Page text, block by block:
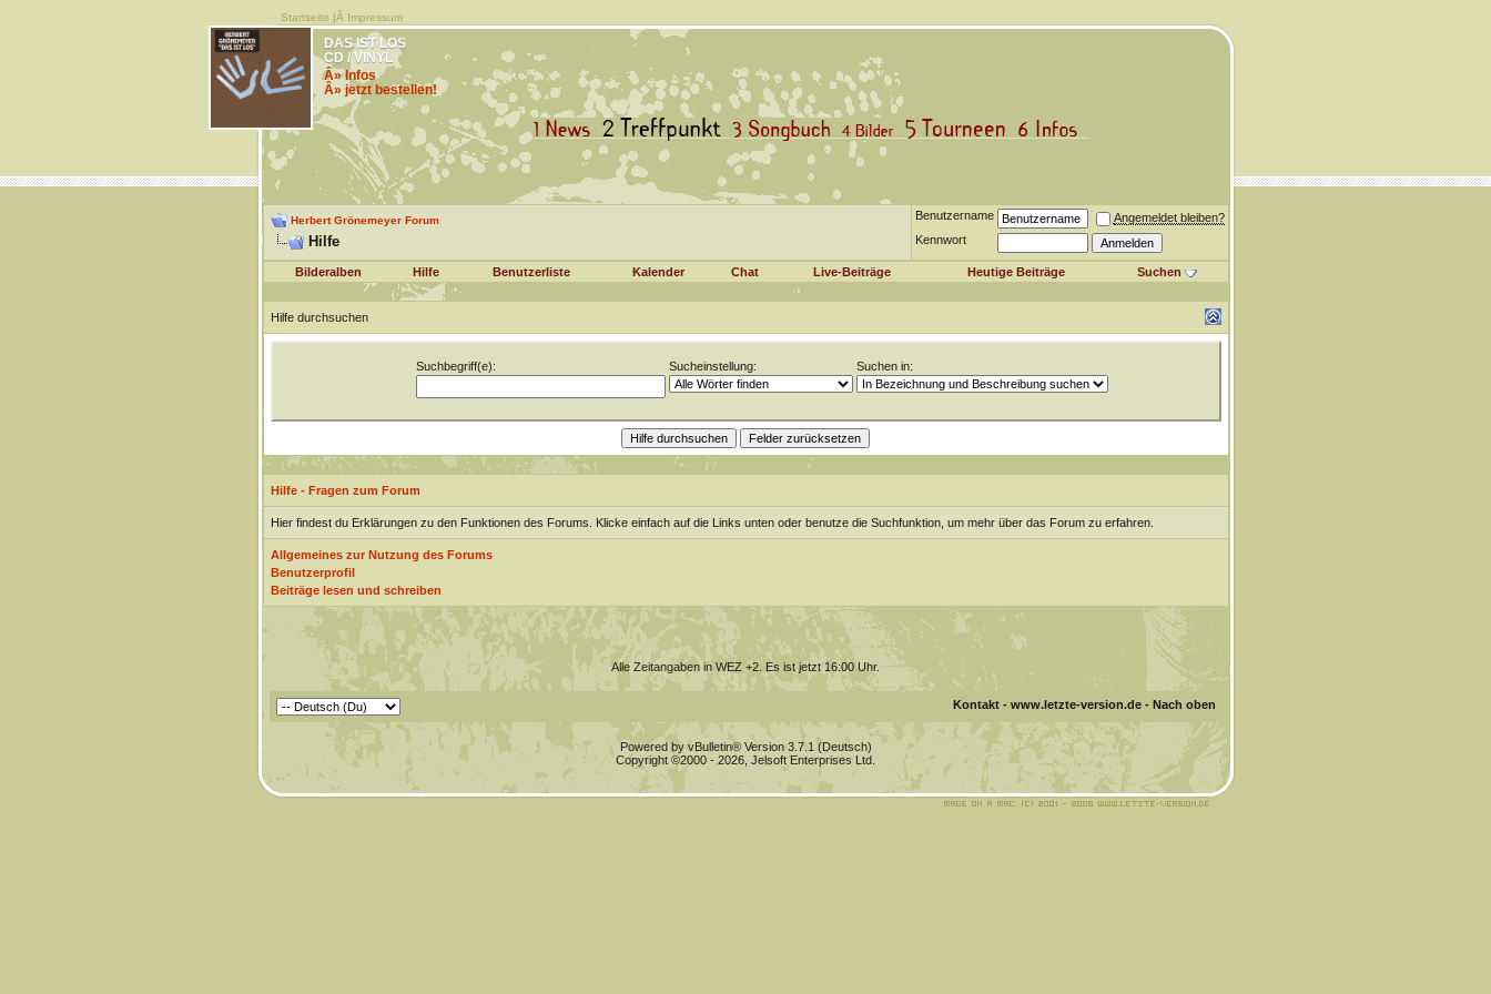
Startseite |Â Impressum
DAS IST LOS
CD / VINYL
Â» Infos
Â» jetzt bestellen!
Herbert Grönemeyer Forum
Hilfe
Benutzername
Angemeldet bleiben?
Kennwort
Bilderalben Hilfe Benutzerliste Kalender Chat Live-Beiträge Heutige Beiträge Suchen
Hilfe durchsuchen
Suchbegriff(e): Sucheinstellung: Suchen in:
Hilfe - Fragen zum Forum
Hier findest du Erklärungen zu den Funktionen des Forums. Klicke einfach auf die Links unten oder benutze die Suchfunktion, um mehr über das Forum zu erfahren.
Allgemeines zur Nutzung des Forums
Benutzerprofil
Beiträge lesen und schreiben
Alle Zeitangaben in WEZ +2. Es ist jetzt16:00Uhr.
Kontakt- www.letzte-version.de- Nach oben
Powered by vBulletin® Version 3.7.1 (Deutsch)
Copyright ©2000 - 2026, Jelsoft Enterprises Ltd.